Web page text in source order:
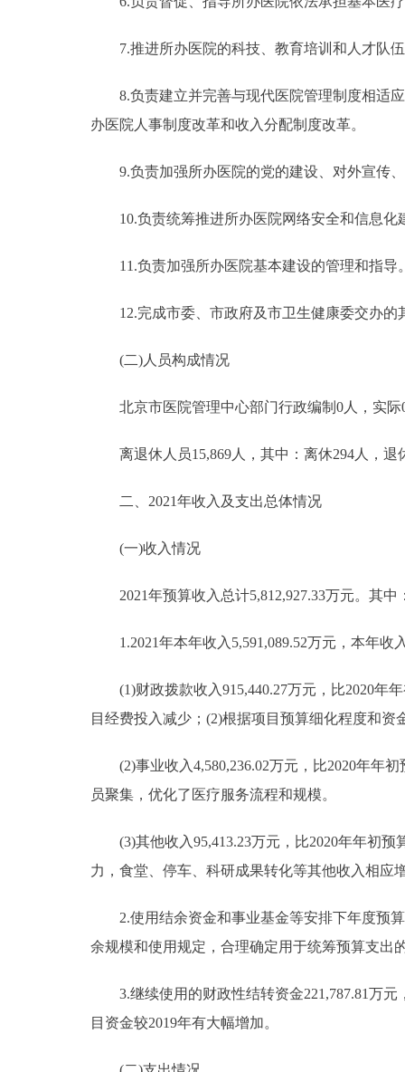
7.推进所办医院的科技、教育培训和人才队伍
8.负责建立并完善与现代医院管理制度相适应
办医院人事制度改革和收入分配制度改革。
9.负责加强所办医院的党的建设、对外宣传、
10.负责统筹推进所办医院网络安全和信息化
11.负责加强所办医院基本建设的管理和指导
12.完成市委、市政府及市卫生健康委交办的
(二)人员构成情况
北京市医院管理中心部门行政编制0人，实际0
离退休人员15,869人，其中：离休294人，退
二、2021年收入及支出总体情况
(一)收入情况
2021年预算收入总计5,812,927.33万元。其中
1.2021年本年收入5,591,089.52万元，本年收
(1)财政拨款收入915,440.27万元，比2020年年
目经费投入减少；(2)根据项目预算细化程度和
(2)事业收入4,580,236.02万元，比2020年年初
员聚集，优化了医疗服务流程和规模。
(3)其他收入95,413.23万元，比2020年年初预
力，食堂、停车、科研成果转化等其他收入相应
2.使用结余资金和事业基金等安排下年度预算
余规模和使用规定，合理确定用于统筹预算支出
3.继续使用的财政性结转资金221,787.81万元
目资金较2019年有大幅增加。